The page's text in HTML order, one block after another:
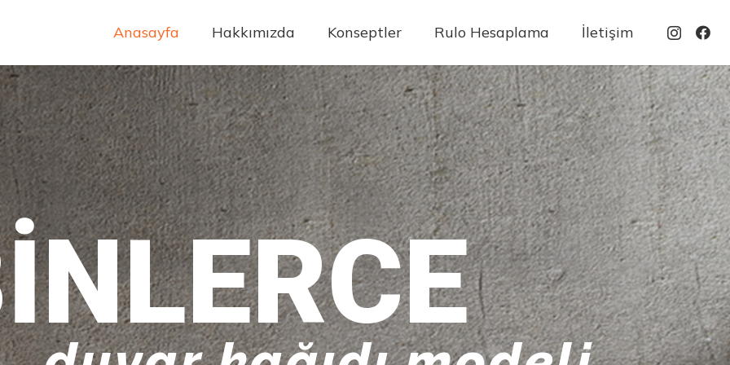
Anasayfa Hakkımızda Konseptler Rulo Hesaplama İletişim